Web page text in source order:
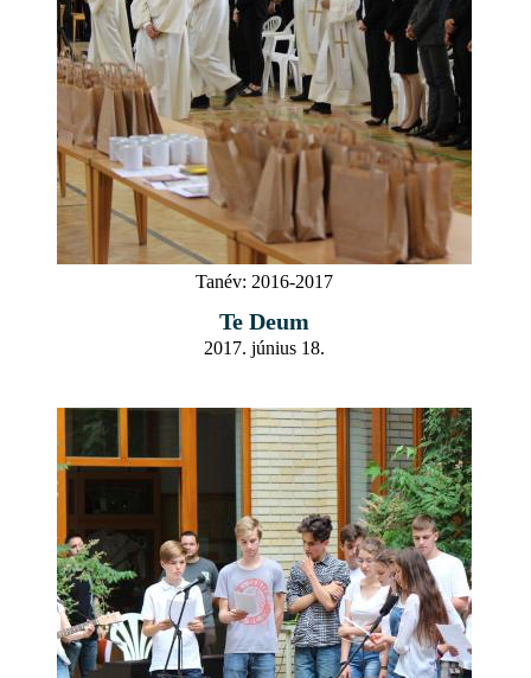
Tanév: 2016-2017
Te Deum
2017. június 18.